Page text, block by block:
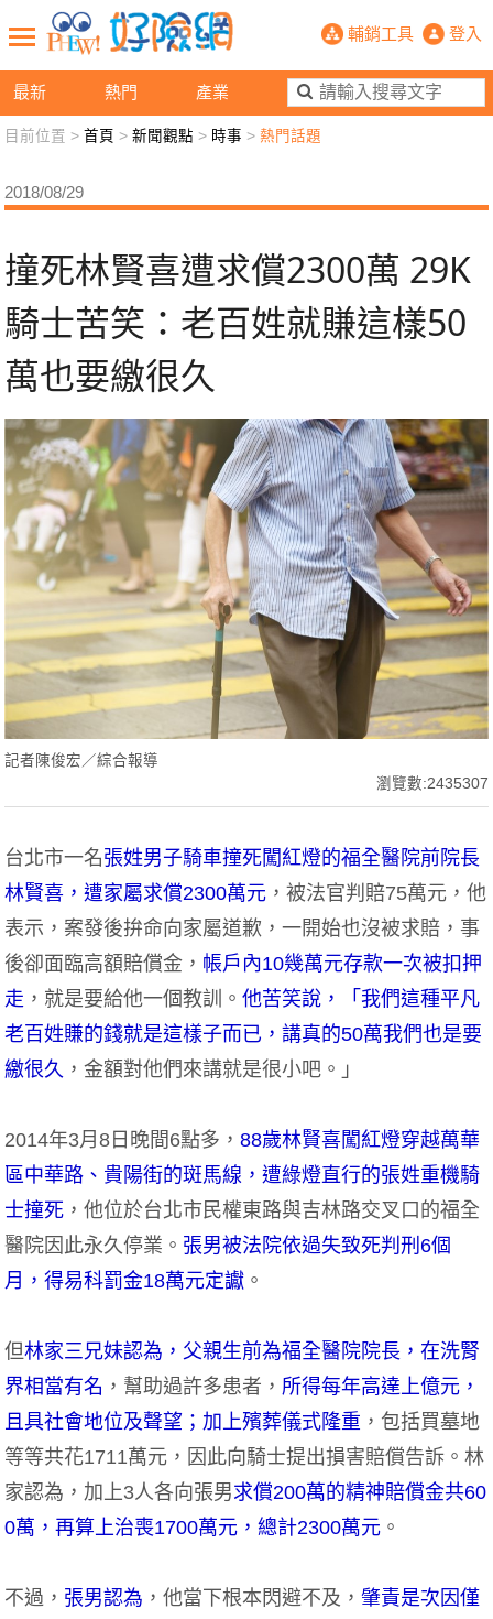
最新 熱門 產業
撞死林賢喜遭求償2300萬 29K騎
輔銷工具 登入
新聞觀點 業務交流 好險懂生活
退休先準備 好險學堂 輔銷工具 活動專區
目前位置 >首頁 >新聞觀點 > 時事 >熱門話題
2018/08/29
撞死林賢喜遭求償2300萬 29K
騎士苦笑：老百姓就賺這樣50
萬也要繳很久
記者陳俊宏／綜合報導
瀏覽數:2435307
台北市一名張姓男子騎車撞死闖紅燈的福全醫院前院長
林賢喜，遭家屬求償2300萬元 ，被法官判賠75萬元，他
表示，案發後拚命向家屬道歉，一開始也沒被求賠，事
後卻面臨高額賠償金， 帳戶內10幾萬元存款一次被扣押
走 ，就是要給他一個教訓。他苦笑說，「我們這種平凡
老百姓賺的錢就是這樣子而已，講真的50萬我們也是要
繳很久 ，金額對他們來講就是很小吧。」
2014年3月8日晚間6點多，88歲林賢喜闖紅燈穿越萬華
區中華路、貴陽街的斑馬線，遭綠燈直行的張姓重機騎
士撞死 ，他位於台北市民權東路與吉林路交叉口的福全
醫院因此永久停業。 張男被法院依過失致死判刑6個
月，得易科罰金18萬元定讞 。
但林家三兄妹認為，父親生前為福全醫院院長，在洗腎
界相當有名 ，幫助過許多患者， 所得每年高達上億元，
且具社會地位及聲望；加上殯葬儀式隆重 ，包括買墓地
等等共花1711萬元，因此向騎士提出損害賠償告訴。林
家認為，加上3人各向張男求償200萬的精神賠償金共60
0萬，再算上治喪1700萬元，總計2300萬元 。
不過， 張男認為 ，他當下根本閃避不及，肇責是次因僅